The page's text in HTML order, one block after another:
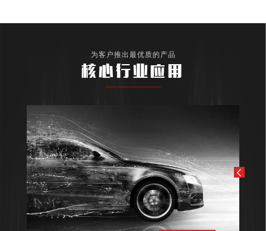
为客户推出最优质的产品
核心行业应用